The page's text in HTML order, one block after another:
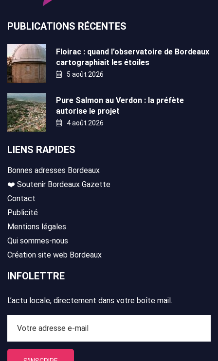
PUBLICATIONS RÉCENTES
Floirac : quand l’observatoire de Bordeaux
cartographiait les étoiles
5 août 2026
Pure Salmon au Verdon : la préfète
autorise le projet
4 août 2026
LIENS RAPIDES
Bonnes adresses Bordeaux
❤️ Soutenir Bordeaux Gazette
Contact
Publicité
Mentions légales
Qui sommes-nous
Création site web Bordeaux
INFOLETTRE
L’actu locale, directement dans votre boîte mail.